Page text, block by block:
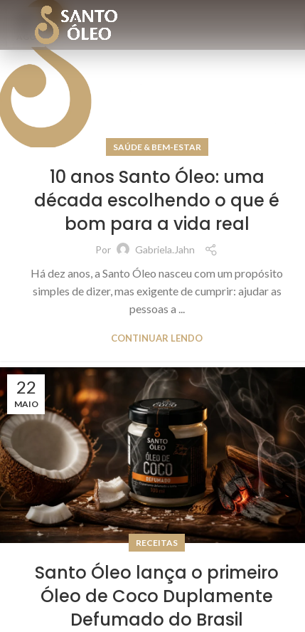
AGO
SAÚDE & BEM-ESTAR
10 anos Santo Óleo: uma
década escolhendo o que é
bom para a vida real
Por Gabriela.jahn
Há dez anos, a Santo Óleo nasceu com um propósito
simples de dizer, mas exigente de cumprir: ajudar as
pessoas a ...
CONTINUAR LENDO
22
MAIO
RECEITAS
Santo Óleo lança o primeiro
Óleo de Coco Duplamente
Defumado do Brasil